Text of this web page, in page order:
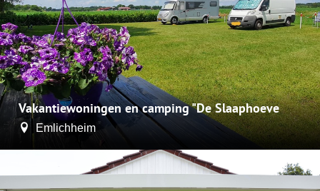
Vakantiewoningen en camping "De Slaaphoeve
Emlichheim